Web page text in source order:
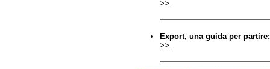
>>
Export, una guida per
>>